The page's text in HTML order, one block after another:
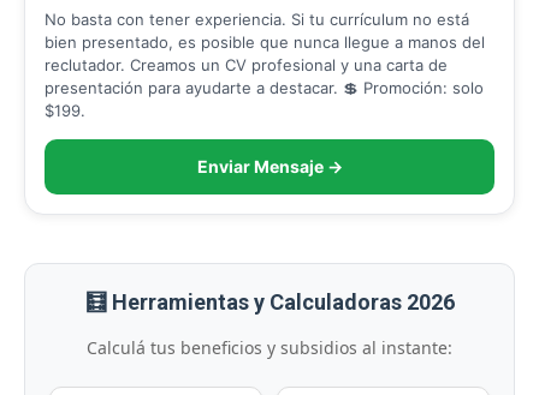
No basta con tener experiencia. Si tu currículum no está
bien presentado, es posible que nunca llegue a manos del
reclutador. Creamos un CV profesional y una carta de
presentación para ayudarte a destacar. 💲 Promoción: solo
$199.
Enviar Mensaje →
🧮 Herramientas y Calculadoras 2026
Calculá tus beneficios y subsidios al instante: